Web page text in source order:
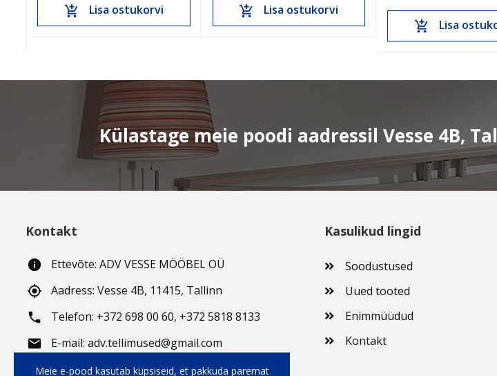
add_shopping_cart Lisa ostukorvi add_shopping_cart Lisa ostukorvi
add_shopping_cart Lisa
Külastage meie poodi aadressil Vesse 4B,
Kontakt
info
Ettevõte: ADV VESSE MÖÖBEL OÜ
gps_fixed
Aadress: Vesse 4B, 11415, Tallinn
phone
Telefon: +372 698 00 60, +372 5818 8133
email
E-mail: adv.tellimused@gmail.com
working_hours
Töötunnid: E-R: 10.00 - 19.00;
Meie e-pood kasutab küpsiseid, et pakkuda paremat
Kasulikud lingid
Soodustused
Uued tooted
Enimmüüdud
Kontakt